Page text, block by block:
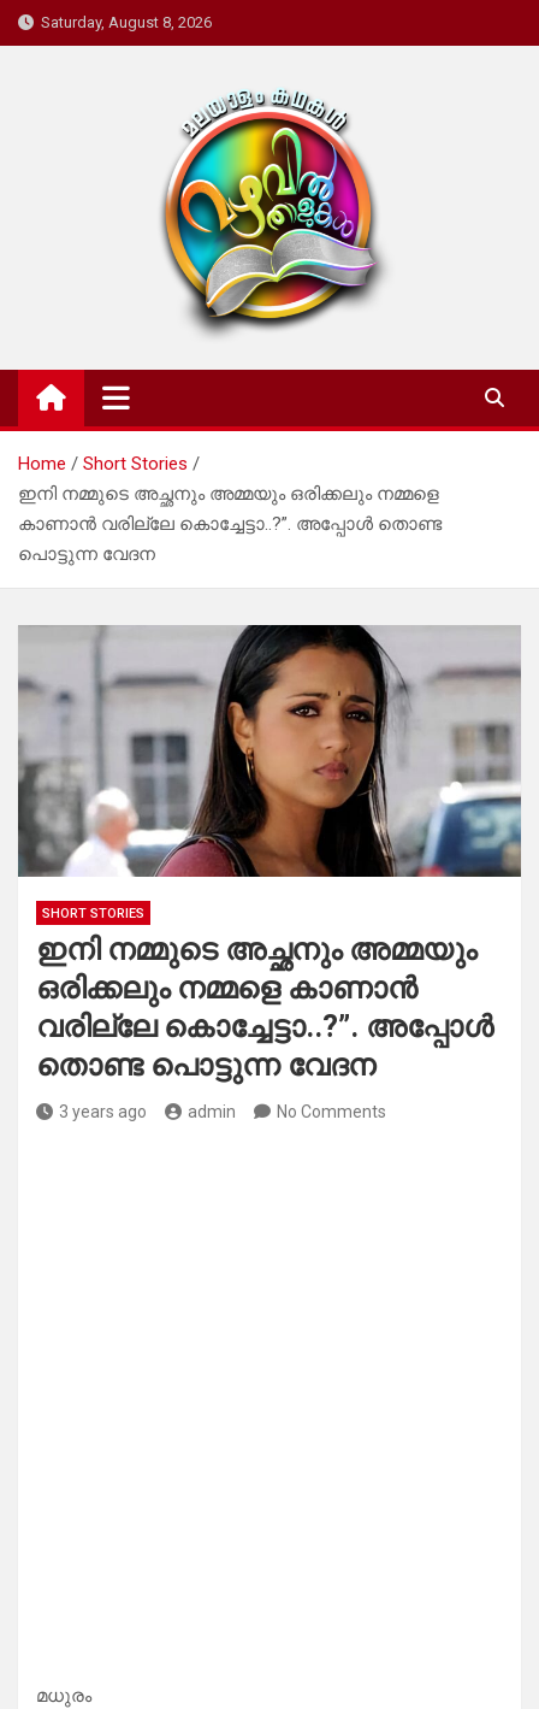
Skip
to
Saturday, August 8, 2026
Mazhavil Thalukal
Malayalam Kadhakal
Home
Short Stories
ഇനി നമ്മുടെ അച്ഛനും അമ്മയും ഒരിക്കലും നമ്മളെ
കാണാൻ വരില്ലേ കൊച്ചേട്ടാ..?”. അപ്പോൾ തൊണ്ട
പൊട്ടുന്ന വേദന
SHORT STORIES
ഇനി നമ്മുടെ അച്ഛനും അമ്മയും
ഒരിക്കലും നമ്മളെ കാണാൻ
വരില്ലേ കൊച്ചേട്ടാ..?”. അപ്പോൾ
തൊണ്ട പൊട്ടുന്ന വേദന
3 years ago admin No Comments
മധുരം